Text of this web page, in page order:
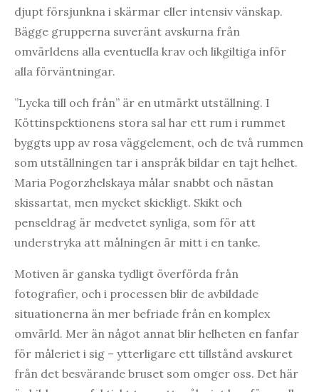
djupt försjunkna i skärmar eller intensiv vänskap.
Bägge grupperna suveränt avskurna från
omvärldens alla eventuella krav och likgiltiga inför
alla förväntningar.
”Lycka till och från” är en utmärkt utställning. I
Köttinspektionens stora sal har ett rum i rummet
byggts upp av rosa väggelement, och de två rummen
som utställningen tar i anspråk bildar en tajt helhet.
Maria Pogorzhelskaya målar snabbt och nästan
skissartat, men mycket skickligt. Skikt och
penseldrag är medvetet synliga, som för att
understryka att målningen är mitt i en tanke.
Motiven är ganska tydligt överförda från
fotografier, och i processen blir de avbildade
situationerna än mer befriade från en komplex
omvärld. Mer än något annat blir helheten en fanfar
för måleriet i sig – ytterligare ett tillstånd avskuret
från det besvärande bruset som omger oss. Det här